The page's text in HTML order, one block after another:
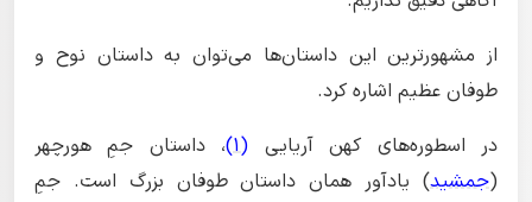
از مشهورترین این داستان‌ها می‌توان به داستان نوح و
طوفان عظیم اشاره کرد.
در اسطوره‌های کهن آریایی (1) ، داستان جمِ هورچهر
(جمشید) یادآور همان داستان طوفان بزرگ است. جمِ